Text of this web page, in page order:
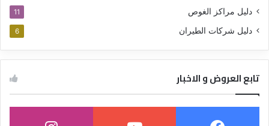
دليل مراكز الغوص 11
دليل شركات الطيران 6
تابع العروض و الاخبار